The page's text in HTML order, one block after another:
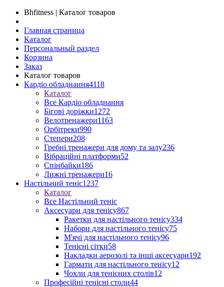
Bhfitness | Каталог товаров
Главная страница
Каталог
Персональный раздел
Корзина
Заказ
Каталог товаров
Кардіо обладнання4118
Каталог
Все Кардіо обладнання
Бігові доріжки1272
Велотренажери1163
Орбітреки990
Степери208
Гребні тренажери для дому та залу236
Вібраційні платформи52
Спінбайки186
Лижні тренажери16
Настільний теніс1237
Каталог
Все Настільний теніс
Аксесуари для тенісу867
Ракетки для настільного тенісу334
Набори для настільного тенісу75
М'ячі для настільного тенісу96
Тенісні сітки58
Накладки аерозолі та інші аксесуари192
Гармати для настільного тенісу12
Чохли для тенісних столів12
Професійні тенісні столи44